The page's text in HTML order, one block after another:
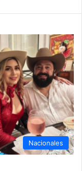
Nacionales